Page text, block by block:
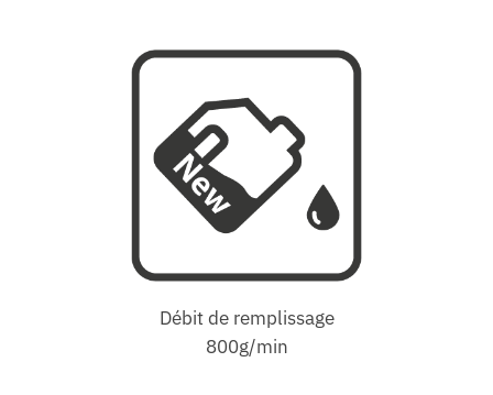
Débit de remplissage
800g/min